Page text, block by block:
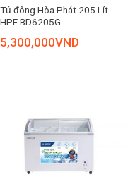
Tủ đông Hòa Phát 205 Lít
HPF BD6205G
5,300,000VND